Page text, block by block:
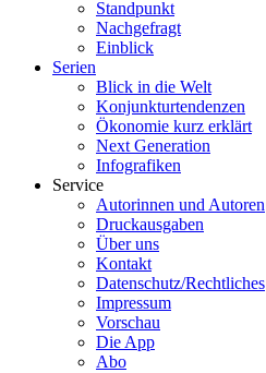
Standpunkt
Nachgefragt
Einblick
Serien
Blick in die Welt
Konjunkturtendenzen
Ökonomie kurz erklärt
Next Generation
Infografiken
Service
Autorinnen und Autoren
Druckausgaben
Über uns
Kontakt
Datenschutz/Rechtliches
Impressum
Vorschau
Die App
Abo